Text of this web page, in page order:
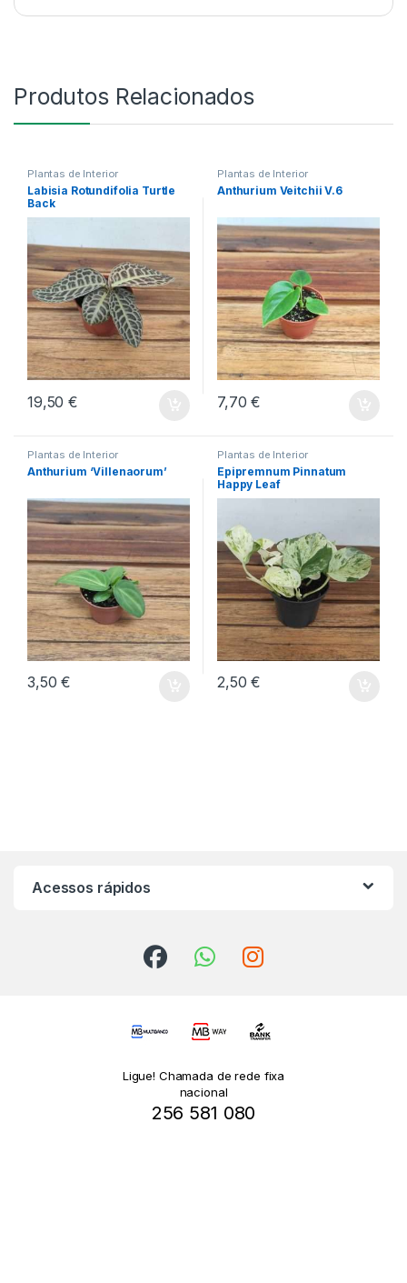
Produtos Relacionados
Plantas de Interior
Labisia Rotundifolia Turtle
Back
19,50€
Plantas de Interior
Anthurium Veitchii V.6
7,70€
Plantas de Interior
Anthurium ‘Villenaorum’
3,50€
Plantas de Interior
Epipremnum Pinnatum
Happy Leaf
2,50€
Acessos rápidos
Ligue! Chamada de rede fixa
nacional
256 581 080